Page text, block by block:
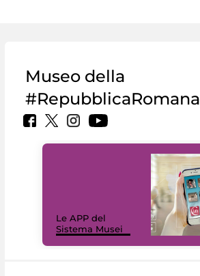
Museo della
#RepubblicaRomana
Le APP del
Sistema Musei